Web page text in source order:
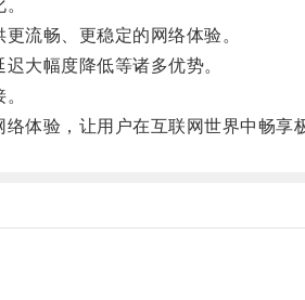
流畅、更稳定的网络体验。
大幅度降低等诸多优势。
体验，让用户在互联网世界中畅享